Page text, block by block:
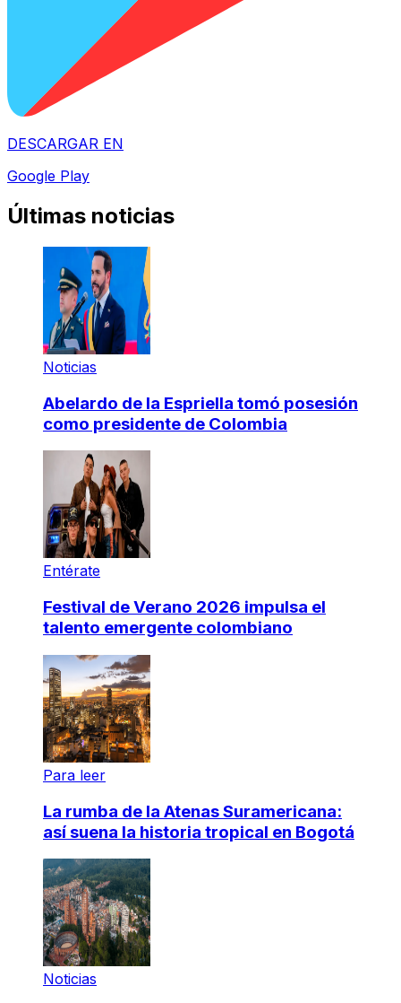
DESCARGAR EN
Google Play
Últimas noticias
Noticias
Abelardo de la Espriella tomó posesión
como presidente de Colombia
Entérate
Festival de Verano 2026 impulsa el
talento emergente colombiano
Para leer
La rumba de la Atenas Suramericana:
así suena la historia tropical en Bogotá
Noticias